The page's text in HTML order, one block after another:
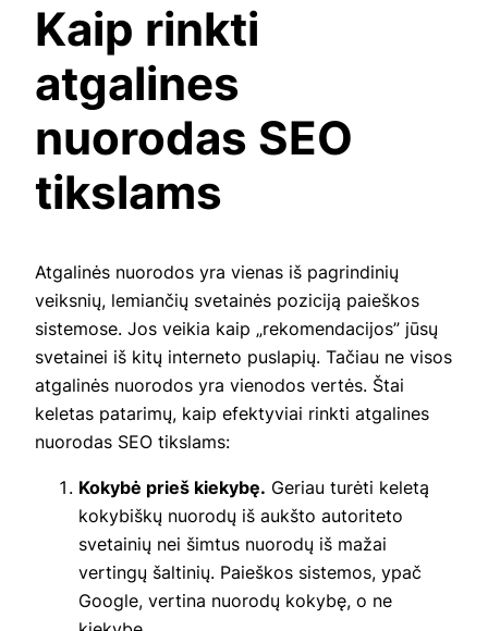
Kaip rinkti
atgalines
nuorodas SEO
tikslams
Atgalinės nuorodos yra vienas iš pagrindinių
veiksnių, lemiančių svetainės poziciją paieškos
sistemose. Jos veikia kaip „rekomendacijos” jūsų
svetainei iš kitų interneto puslapių. Tačiau ne visos
atgalinės nuorodos yra vienodos vertės. Štai
keletas patarimų, kaip efektyviai rinkti atgalines
nuorodas SEO tikslams:
Kokybė prieš kiekybę. Geriau turėti keletą
kokybiškų nuorodų iš aukšto autoriteto
svetainių nei šimtus nuorodų iš mažai
vertingų šaltinių. Paieškos sistemos, ypač
Google, vertina nuorodų kokybę, o ne